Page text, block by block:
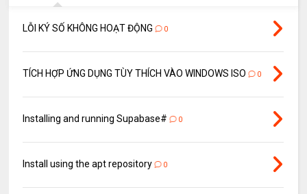
LỖI KÝ SỐ KHÔNG HOẠT ĐỘNG 0
TÍCH HỢP ỨNG DỤNG TÙY THÍCH VÀO WINDOWS ISO 0
Installing and running Supabase# 0
Install using the apt repository 0